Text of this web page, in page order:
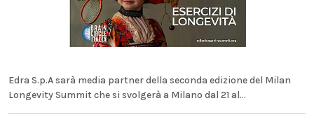
Edra S.p.A sarà media partner della seconda edizione del Milan
Longevity Summit che si svolgerà a Milano dal 21 al...